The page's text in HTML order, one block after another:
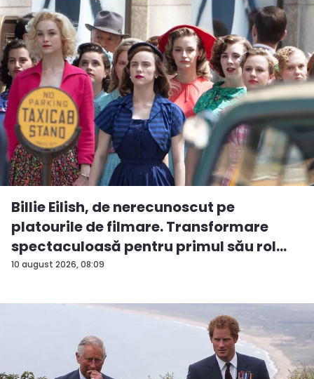
10 august 2026, 08:09
Billie Eilish, de nerecunoscut pe
platourile de filmare. Transformare
spectaculoasă pentru primul său rol
m...